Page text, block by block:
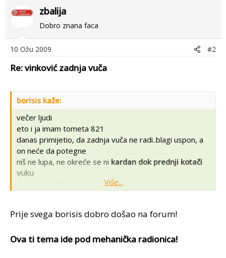
zbalija
Dobro znana faca
10 Ožu 2009 #2
Re: vinković zadnja vuča
borisis kaže:
večer ljudi
eto i ja imam tometa 821
danas primijetio, da zadnja vuča ne radi..blagi uspon, a
on neće da potegne
niš ne lupa, ne okreće se ni kardan dok prednji kotači
vuku
Više...
Prije svega borisis dobro došao na forum!
Ova ti tema ide pod mehanička radionica!